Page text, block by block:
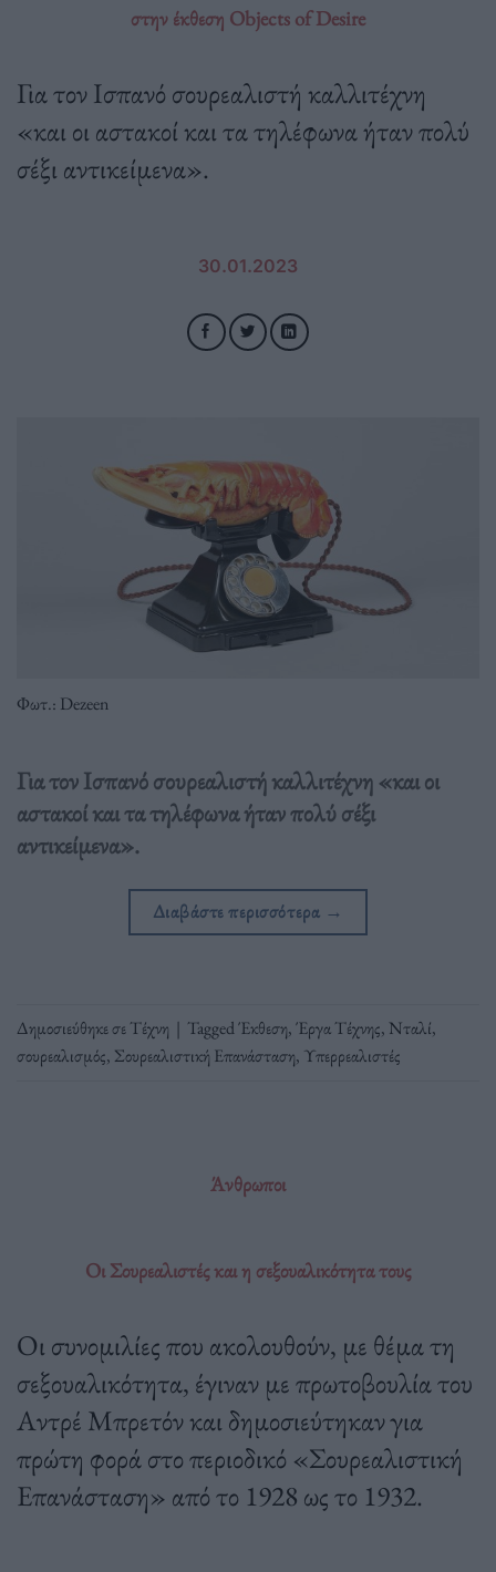
στην έκθεση Objects of Desire
Για τον Ισπανό σουρεαλιστή καλλιτέχνη
«και οι αστακοί και τα τηλέφωνα ήταν πολύ
σέξι αντικείμενα».
30.01.2023
Φωτ.: Dezeen
Για τον Ισπανό σουρεαλιστή καλλιτέχνη «και οι
αστακοί και τα τηλέφωνα ήταν πολύ σέξι
αντικείμενα».
Διαβάστε περισσότερα →
Δημοσιεύθηκε σεΤέχνη | TaggedΈκθεση,Έργα Τέχνης, Νταλί,
σουρεαλισμός, Σουρεαλιστική Επανάσταση, Υπερρεαλιστές
Άνθρωποι
Οι Σουρεαλιστές και η σεξουαλικότητα τους
Οι συνομιλίες που ακολουθούν, με θέμα τη
σεξουαλικότητα, έγιναν με πρωτοβουλία του
Αντρέ Μπρετόν και δημοσιεύτηκαν για
πρώτη φορά στο περιοδικό «Σουρεαλιστική
Επανάσταση» από το 1928 ως το 1932.